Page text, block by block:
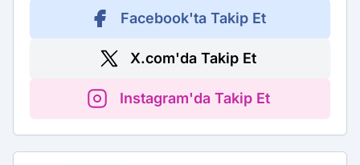
Facebook'ta Takip Et
X.com'da Takip Et
Instagram'da Takip Et